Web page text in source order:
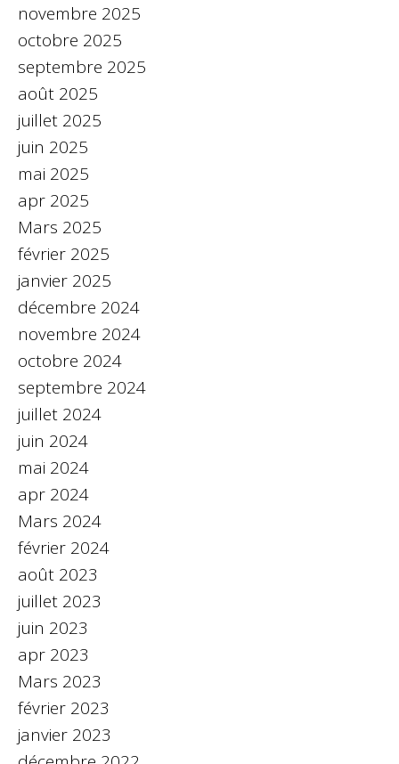
novembre 2025
octobre 2025
septembre 2025
août 2025
juillet 2025
juin 2025
mai 2025
apr 2025
Mars 2025
février 2025
janvier 2025
décembre 2024
novembre 2024
octobre 2024
septembre 2024
juillet 2024
juin 2024
mai 2024
apr 2024
Mars 2024
février 2024
août 2023
juillet 2023
juin 2023
apr 2023
Mars 2023
février 2023
janvier 2023